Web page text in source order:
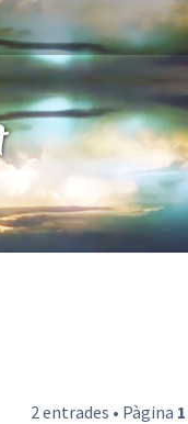
2 entrades • Pàgina 1